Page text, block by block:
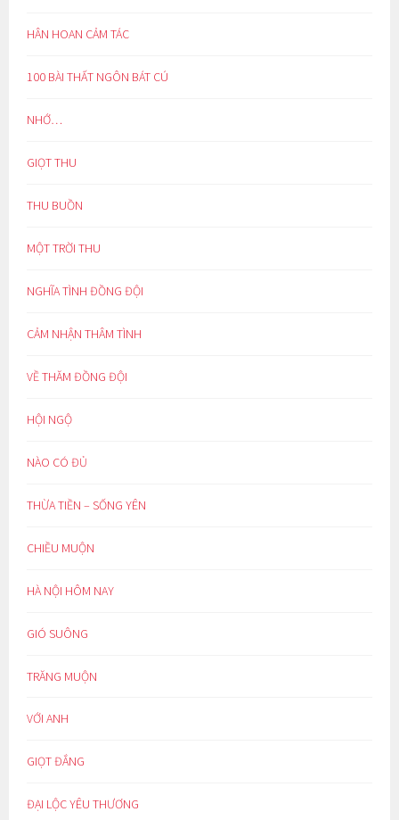
HÂN HOAN CẢM TÁC
100 BÀI THẤT NGÔN BÁT CÚ
NHỚ…
GIỌT THU
THU BUỒN
MỘT TRỜI THU
NGHĨA TÌNH ĐỒNG ĐỘI
CẢM NHẬN THÂM TÌNH
VỀ THĂM ĐỒNG ĐỘI
HỘI NGỘ
NÀO CÓ ĐỦ
THỪA TIỀN – SỐNG YÊN
CHIỀU MUỘN
HÀ NỘI HÔM NAY
GIÓ SUÔNG
TRĂNG MUỘN
VỚI ANH
GIỌT ĐẮNG
ĐẠI LỘC YÊU THƯƠNG